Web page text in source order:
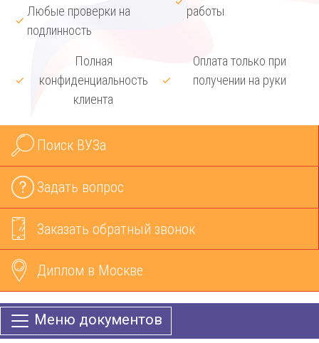
Любые проверки на
подлинность
работы
Полная
конфиденциальность
клиента
Оплата только при
получении на руки
Поиск ВУЗа
Задать вопрос
Заказать обратный звонок
Диплом в Москве
Меню документов